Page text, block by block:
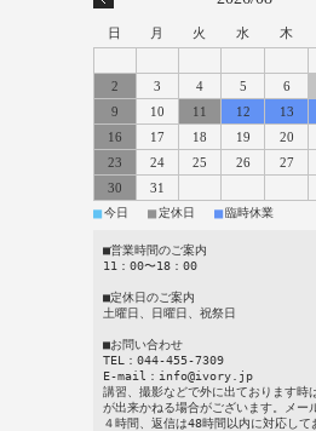
日 月 火 水 木
2
3 4 5 6
9
10 11 12 13
16
17 18 19 20
23
24 25 26 27
30
31
■今日 ■定休日 ■臨時休業
■営業時間のご案内
11：00〜18：00
■定休日のご案内
土曜日、日曜日、祝祭日
■お問い合わせ
TEL：044-455-7309
E-mail：info@ivory.jp
講習、撮影などで外に出ております時
が出来かねる場合がございます。メー
４時間、返信は48時間以内に対応して